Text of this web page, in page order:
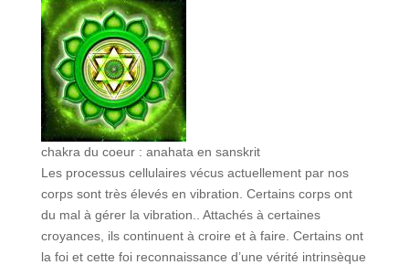
chakra du coeur : anahata en sanskrit
Les processus cellulaires vécus actuellement par nos
corps sont très élevés en vibration. Certains corps ont
du mal à gérer la vibration.. Attachés à certaines
croyances, ils continuent à croire et à faire. Certains ont
la foi et cette foi reconnaissance d’une vérité intrinsèque